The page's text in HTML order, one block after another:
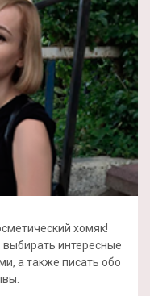
хомяк!
интересные
а также писать обо